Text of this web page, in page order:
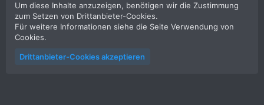
Um diese Inhalte anzuzeigen, benötigen wir die Zustimmung
zum Setzen von Drittanbieter-Cookies.
Für weitere Informationen siehe die Seite Verwendung von
Cookies.
Drittanbieter-Cookies akzeptieren